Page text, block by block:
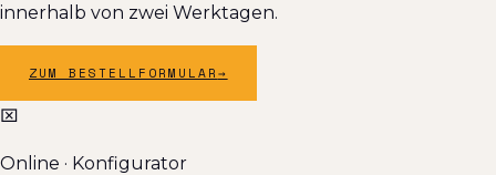
innerhalb von zwei Werktagen.
ZUM BESTELLFORMULAR→
⌧
Online · Konfigurator